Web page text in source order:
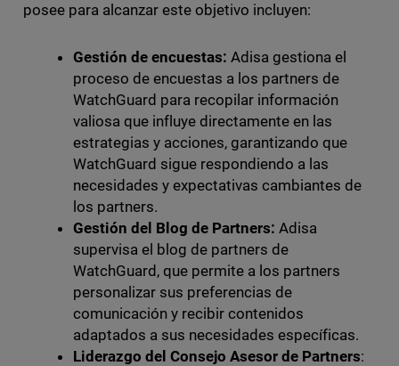
posee para alcanzar este objetivo incluyen:
Gestión de encuestas: Adisa gestiona el
proceso de encuestas a los partners de
WatchGuard para recopilar información
valiosa que influye directamente en las
estrategias y acciones, garantizando que
WatchGuard sigue respondiendo a las
necesidades y expectativas cambiantes de
los partners.
Gestión del Blog de Partners: Adisa
supervisa el blog de partners de
WatchGuard, que permite a los partners
personalizar sus preferencias de
comunicación y recibir contenidos
adaptados a sus necesidades específicas.
Liderazgo del Consejo Asesor de Partners: